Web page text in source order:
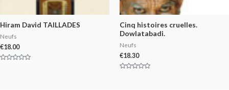
Hiram David TAILLADES
Neufs
€18.00
Cinq histoires cruelles.
Dowlatabadi.
Neufs
€18.30